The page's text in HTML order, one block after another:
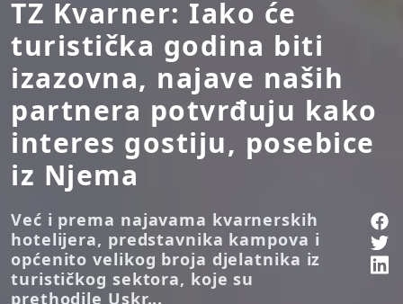
TZ Kvarner: Iako će
turistička godina biti
izazovna, najave naših
partnera potvrđuju kako
interes gostiju, posebice
iz Njema
Već i prema najavama kvarnerskih
hotelijera, predstavnika kampova i
općenito velikog broja djelatnika iz
turističkog sektora, koje su
prethodile Uskr...